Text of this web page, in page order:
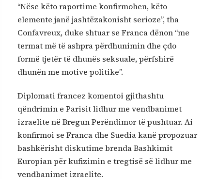
“Nëse këto raportime konfirmohen, këto
elemente janë jashtëzakonisht serioze”, tha
Confavreux, duke shtuar se Franca dënon “me
termat më të ashpra përdhunimin dhe çdo
formë tjetër të dhunës seksuale, përfshirë
dhunën me motive politike”.
Diplomati francez komentoi gjithashtu
qëndrimin e Parisit lidhur me vendbanimet
izraelite në Bregun Perëndimor të pushtuar. Ai
konfirmoi se Franca dhe Suedia kanë propozuar
bashkërisht diskutime brenda Bashkimit
Europian për kufizimin e tregtisë së lidhur me
vendbanimet izraelite.